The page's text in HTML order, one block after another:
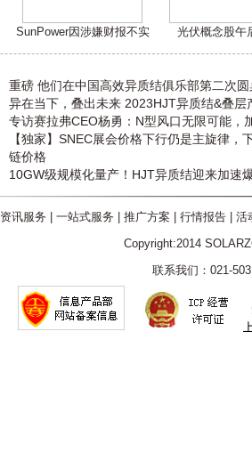
SunPower因涉嫌财报不实 光伏概念股午
重磅 他们在中国高效异质结俱乐部第二次
异在当下，叠出未来 2023HJT异质结&叠层
专访赛拉弗CEO杨勇：N型风口无限可能，
【独家】SNEC展会价格下行仍是主旋律，
链价格
10GW级规模化量产！HJT异质结迎来加速
资讯服务 一站式服务 推广方案 行情报告| 活
Copyright:2014
联系我们：021-